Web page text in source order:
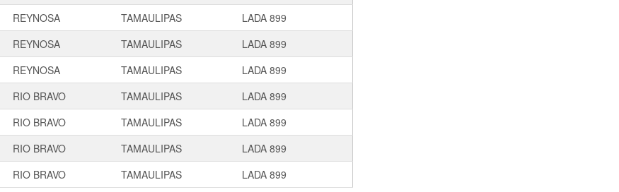
REYNOSA TAMAULIPAS
LADA 899
REYNOSA TAMAULIPAS
LADA 899
REYNOSA TAMAULIPAS
LADA 899
RIO BRAVO TAMAULIPAS
LADA 899
RIO BRAVO TAMAULIPAS
LADA 899
RIO BRAVO TAMAULIPAS
LADA 899
RIO BRAVO TAMAULIPAS LADA 899